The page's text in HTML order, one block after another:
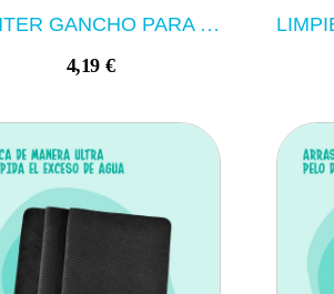
HUNTER GANCHO PARA GARRAPATAS PLASTICO
4,19 €